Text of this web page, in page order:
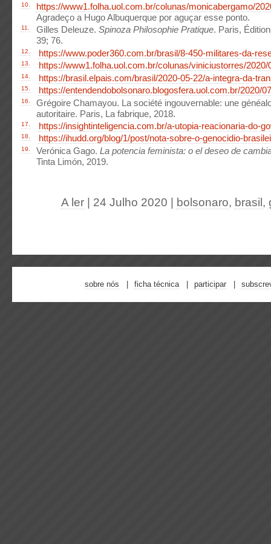
10.
https://www1.folha.uol.com.br/colunas/monicabergamo/
Agradeço a Hugo Albuquerque por aguçar esse ponto.
11. Gilles Deleuze. Spinoza Philosophie Pratique. Paris,
39; 76.
12. https://www.poder360.com.br/brasil/8-450-militares-da-
13. https://www1.folha.uol.com.br/colunas/viniciustorres/2020/
14. https://brasil.elpais.com/brasil/2020-05-22/a-integra-da-
15. https://entendendobolsonaro.blogosfera.uol.com.br/2020/
16.
Grégoire Chamayou. La société ingouvernable: une
autoritaire. Paris, La fabrique, 2018.
17. https://insightinteligencia.com.br/a-utopia-reacionaria-do-
18. https://ihudd.org/blog/1/post/nota-sobre-o-genocidio-
19. Verónica Gago. La potencia feminista: o el deseo de
Tinta Limón, 2019.
A ler | 24 Julho 2020 bolsonaro, brasil ,
sobre nós ficha técnica participar